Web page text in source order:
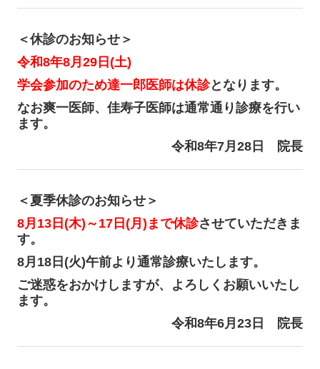
＜休診のお知らせ＞
令和8年8月29日(土)
学会参加のため達一郎医師は休診となります。
なお爽一医師、佳寿子医師は通常通り診療を行い
ます。
令和8年7月28日 院長
＜夏季休診のお知らせ＞
8月13日(木)～17日(月)まで休診させていただきま
す。
8月18日(火)午前より通常診療いたします。
ご迷惑をおかけしますが、よろしくお願いいたし
ます。
令和8年6月23日 院長